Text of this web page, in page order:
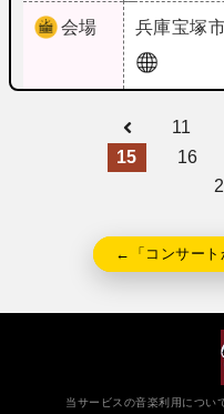
会場 兵庫宝塚
11
15
16
←「コンサート
当サービスの音楽利用につい